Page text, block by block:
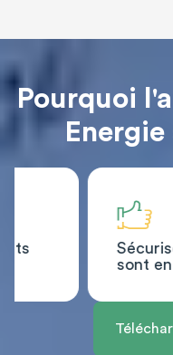
Pourquoi
sont